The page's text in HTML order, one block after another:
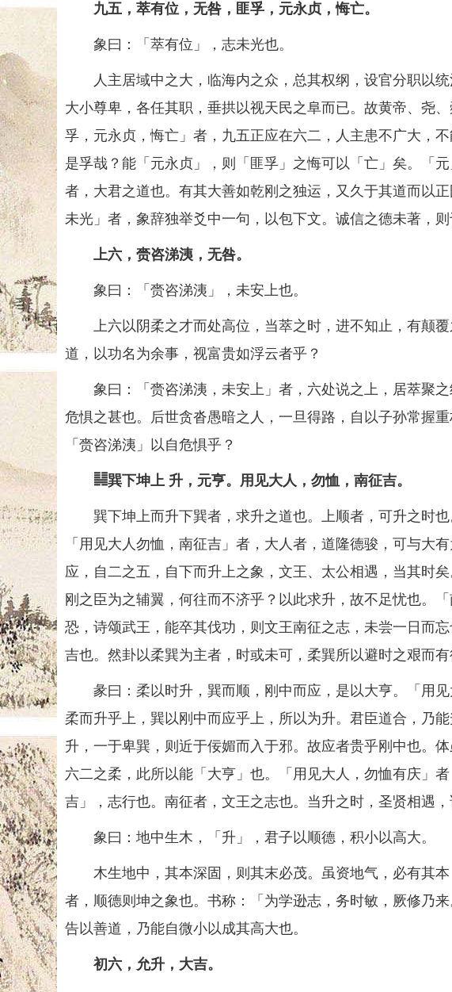
九五，萃有位，无咎，匪孚，元永贞，悔亡。
象曰：「萃有位」，志未光也。
人主居域中之大，临海内之众，总其权纲，设官分职以统
大小尊卑，各任其职，垂拱以视天民之阜而已。故黄帝、尧
孚，元永贞，悔亡」者，九五正应在六二，人主患不广大，
是孚哉？能「元永贞」，则「匪孚」之悔可以「亡」矣。「
者，大君之道也。有其大善如乾刚之独运，又久于其道而以
未光」者，象辞独举爻中一句，以包下文。诚信之德未著，
上六，赍咨涕洟，无咎。
象曰：「赍咨涕洟」，未安上也。
上六以阴柔之才而处高位，当萃之时，进不知止，有颠覆
道，以功名为余事，视富贵如浮云者乎？
象曰：「赍咨涕洟，未安上」者，六处说之上，居萃聚之
危惧之甚也。后世贪沓愚暗之人，一旦得路，自以子孙常握
「赍咨涕洟」以自危惧乎？
䷭巽下坤上 升，元亨。用见大人，勿恤，南征吉。
巽下坤上而升下巽者，求升之道也。上顺者，可升之时也
「用见大人勿恤，南征吉」者，大人者，道隆德骏，可与大
应，自二之五，自下而升上之象，文王、太公相遇，当其时
刚之臣为之辅翼，何往而不济乎？以此求升，故不足忧也。
恐，诗颂武王，能卒其伐功，则文王南征之志，未尝一日而
吉也。然卦以柔巽为主者，时或未可，柔巽所以避时之艰而有
彖曰：柔以时升，巽而顺，刚中而应，是以大亨。「用见
柔而升乎上，巽以刚中而应乎上，所以为升。君臣道合，乃
升，一于卑巽，则近于佞媚而入于邪。故应者贵乎刚中也。
六二之柔，此所以能「大亨」也。「用见大人，勿恤有庆」
吉」，志行也。南征者，文王之志也。当升之时，圣贤相遇
象曰：地中生木，「升」，君子以顺德，积小以高大。
木生地中，其本深固，则其末必茂。虽资地气，必有其本
者，顺德则坤之象也。书称：「为学逊志，务时敏，厥修乃
告以善道，乃能自微小以成其高大也。
初六，允升，大吉。